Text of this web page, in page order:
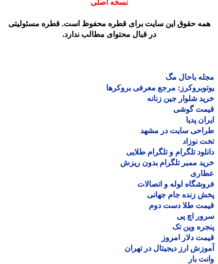
نسخه اصلی
حقوق این سایت برای قطره محفوظ است. قطره مسئولیتی
در قبال محتوای مطالب ندارد.
باحال مگ
مرجع معرفی بروکرها
شلوار جین زنانه
گوشی
پدیا
سایت در مشهد
نوزاد
تلگرام و تلگرام طلایی
ممبر تلگرام بدون ریزش
لوله و اتصالات
زنده جام جهانی
طلا دست دوم
اچ پی
وین تک
دلار امروز
ارز دیجیتال در تهران
بار